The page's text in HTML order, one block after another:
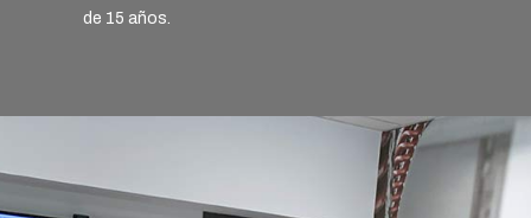
de 15 años.